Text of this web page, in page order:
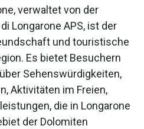
verwaltet von der
Longarone APS, ist der
und touristische
Es bietet Besuchern
Sehenswürdigkeiten,
Aktivitäten im Freien,
die in Longarone
der Dolomiten